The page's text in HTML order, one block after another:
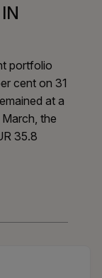
portfolio
cent on 31
at a
the
35.8
BY